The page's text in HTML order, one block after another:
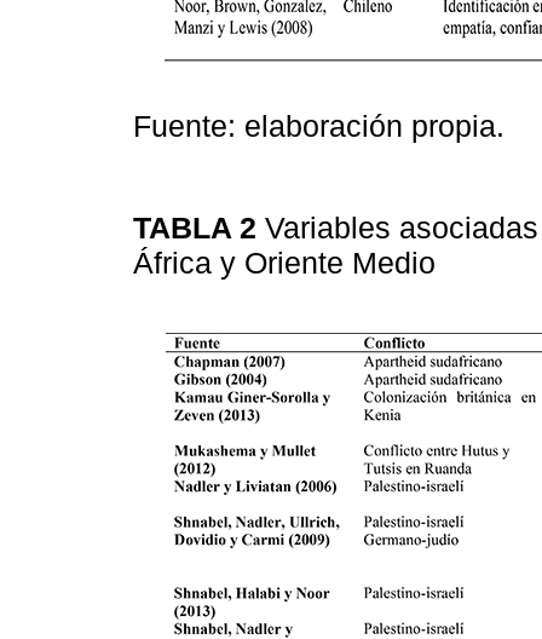
Fuente: elaboración propia.
TABLA 2 Variables
África y Oriente Medio